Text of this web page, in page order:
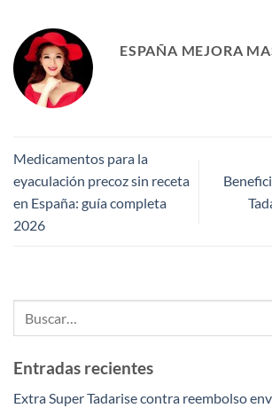
ESPAÑA MEJORA
Medicamentos para la
eyaculación precoz sin receta
en España: guía completa
2026
Entradas recientes
Extra Super Tadarise contra reembolso